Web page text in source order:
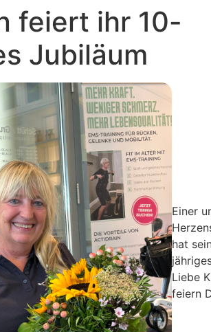
feiert ihr 10-
Jubiläum
Einer
hat
Liebe
feiern